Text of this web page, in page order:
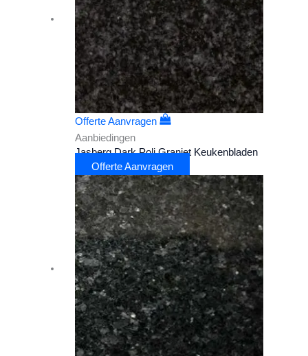
Offerte Aanvragen
Aanbiedingen
Jasberg Dark Poli Graniet Keukenbladen
Offerte Aanvragen